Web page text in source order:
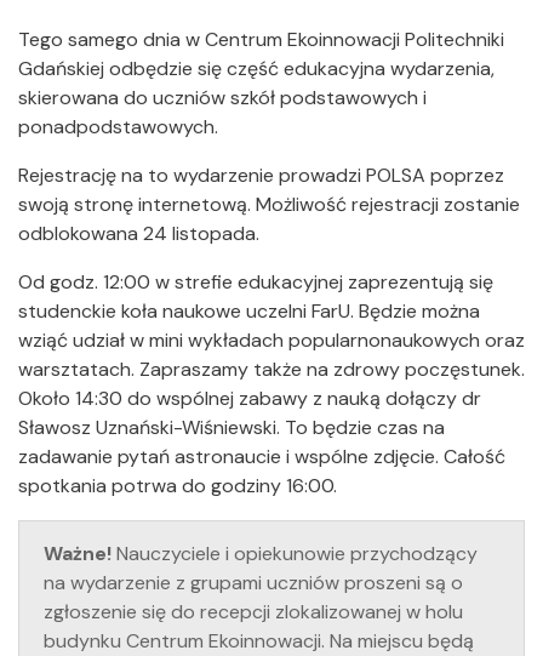
Tego samego dnia w Centrum Ekoinnowacji Politechniki
Gdańskiej odbędzie się część edukacyjna wydarzenia,
skierowana do uczniów szkół podstawowych i
ponadpodstawowych.
Rejestrację na to wydarzenie prowadzi POLSA poprzez
swoją stronę internetową. Możliwość rejestracji zostanie
odblokowana 24 listopada.
Od godz. 12:00 w strefie edukacyjnej zaprezentują się
studenckie koła naukowe uczelni FarU. Będzie można
wziąć udział w mini wykładach popularnonaukowych oraz
warsztatach. Zapraszamy także na zdrowy poczęstunek.
Około 14:30 do wspólnej zabawy z nauką dołączy dr
Sławosz Uznański-Wiśniewski. To będzie czas na
zadawanie pytań astronaucie i wspólne zdjęcie. Całość
spotkania potrwa do godziny 16:00.
Ważne!Nauczyciele i opiekunowie przychodzący
na wydarzenie z grupami uczniów proszeni są o
zgłoszenie się do recepcji zlokalizowanej w holu
budynku Centrum Ekoinnowacji. Na miejscu będą